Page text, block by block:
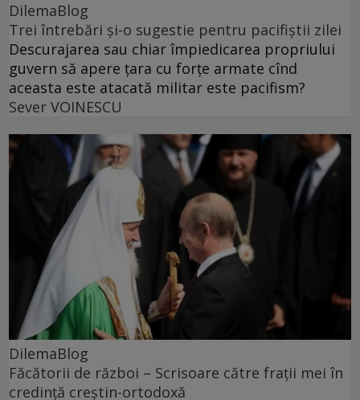
DilemaBlog
Trei întrebări și-o sugestie pentru pacifiștii zilei
Descurajarea sau chiar împiedicarea propriului
guvern să apere țara cu forțe armate cînd
aceasta este atacată militar este pacifism?
Sever VOINESCU
DilemaBlog
Făcătorii de război – Scrisoare către frații mei în
credință creștin-ortodoxă